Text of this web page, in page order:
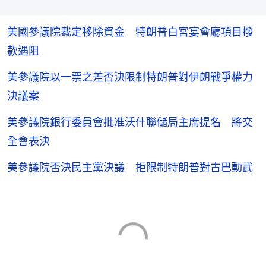
美國參議院裁定移除資金 特朗普白宮宴會廳項目撥
款遇阻
美參議院以一票之差否決限制特朗普對伊朗戰爭權力
決議案
美參議院銀行委員會批准沃什聯儲局主席提名 將交
全會表決
美參議院否決民主黨決議 拒限制特朗普對古巴動武